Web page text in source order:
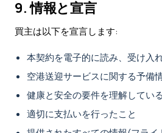
9. 情報と宣言
買主は以下を宣言します:
本契約を電子的に読み、受け入
空港送迎サービスに関する予備
健康と安全の要件を理解してい
適切に支払いを行ったこと